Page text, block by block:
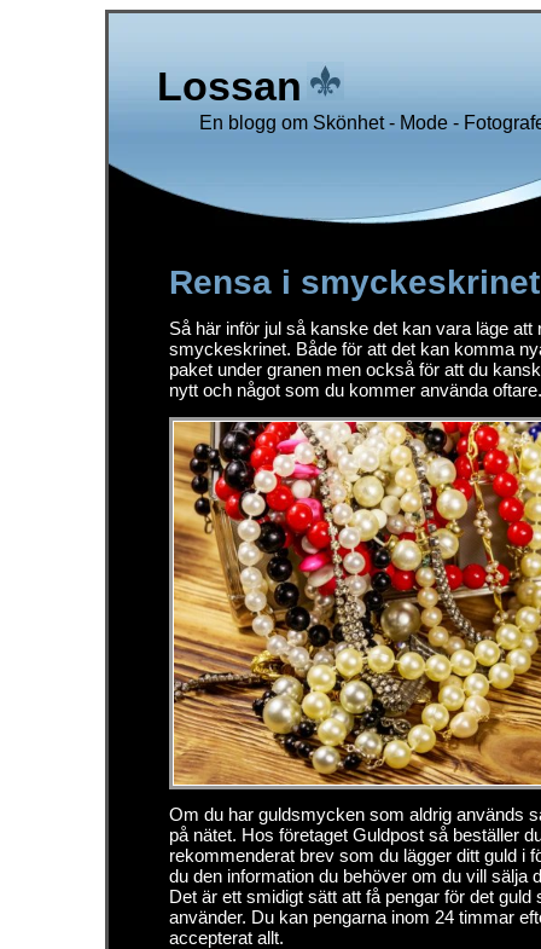
Lossan
En blogg om Skönhet - Mode -
Rensa i smyckeskrinet
Så här inför jul så kanske det kan vara läge att
smyckeskrinet. Både för att det kan komma
paket under granen men också för att du
nytt och något som du kommer använda oftare.
Om du har guldsmycken som aldrig används
på nätet. Hos företaget Guldpost så beställer
rekommenderat brev som du lägger ditt guld i
du den information du behöver om du vill sälja
Det är ett smidigt sätt att få pengar för det guld
använder. Du kan pengarna inom 24 timmar
accepterat allt.